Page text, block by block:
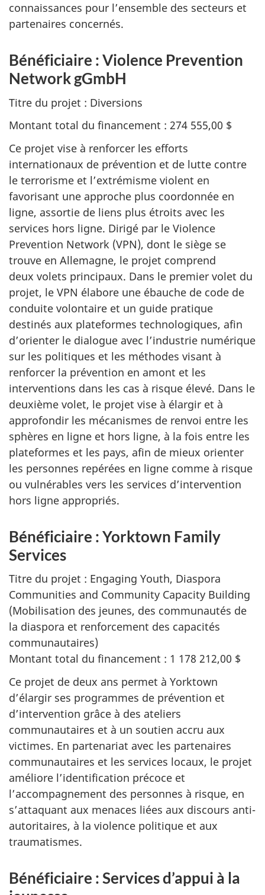
connaissances pour l’ensemble des secteurs et
partenaires concernés.
Bénéficiaire : Violence Prevention
Network gGmbH
Titre du projet : Diversions
Montant total du financement : 274 555,00 $
Ce projet vise à renforcer les efforts
internationaux de prévention et de lutte contre
le terrorisme et l’extrémisme violent en
favorisant une approche plus coordonnée en
ligne, assortie de liens plus étroits avec les
services hors ligne. Dirigé par le Violence
Prevention Network (VPN), dont le siège se
trouve en Allemagne, le projet comprend
deux volets principaux. Dans le premier volet du
projet, le VPN élabore une ébauche de code de
conduite volontaire et un guide pratique
destinés aux plateformes technologiques, afin
d’orienter le dialogue avec l’industrie numérique
sur les politiques et les méthodes visant à
renforcer la prévention en amont et les
interventions dans les cas à risque élevé. Dans le
deuxième volet, le projet vise à élargir et à
approfondir les mécanismes de renvoi entre les
sphères en ligne et hors ligne, à la fois entre les
plateformes et les pays, afin de mieux orienter
les personnes repérées en ligne comme à risque
ou vulnérables vers les services d’intervention
hors ligne appropriés.
Bénéficiaire : Yorktown Family
Services
Titre du projet : Engaging Youth, Diaspora
Communities and Community Capacity Building
(Mobilisation des jeunes, des communautés de
la diaspora et renforcement des capacités
communautaires)
Montant total du financement : 1 178 212,00 $
Ce projet de deux ans permet à Yorktown
d’élargir ses programmes de prévention et
d’intervention grâce à des ateliers
communautaires et à un soutien accru aux
victimes. En partenariat avec les partenaires
communautaires et les services locaux, le projet
améliore l’identification précoce et
l’accompagnement des personnes à risque, en
s’attaquant aux menaces liées aux discours anti-
autoritaires, à la violence politique et aux
traumatismes.
Bénéficiaire : Services d’appui à la